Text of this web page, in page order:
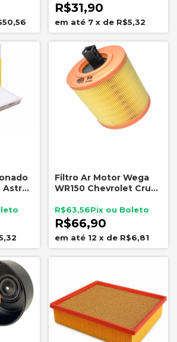
R$31,90
7 x de R$5,32
Astra
Filtro Ar Motor Wega
WR150 Chevrolet Cruze
a 2022
R$66,90
R$63,56
12 x de R$6,81